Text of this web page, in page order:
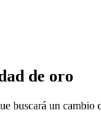
de oro
un cambio